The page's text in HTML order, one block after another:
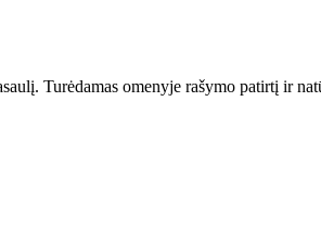
Turėdamas omenyje rašymo patirtį ir